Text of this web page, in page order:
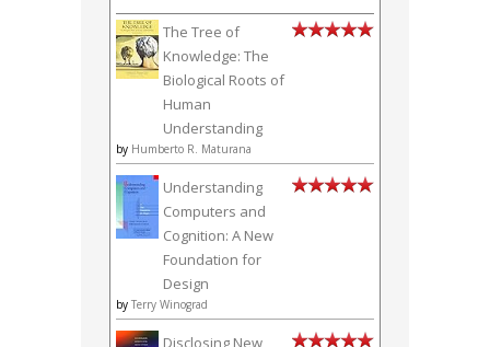
The Tree of
Knowledge: The
Biological Roots of
Human
Understanding
by Humberto R. Maturana
Understanding
Computers and
Cognition: A New
Foundation for
Design
by Terry Winograd
Disclosing New